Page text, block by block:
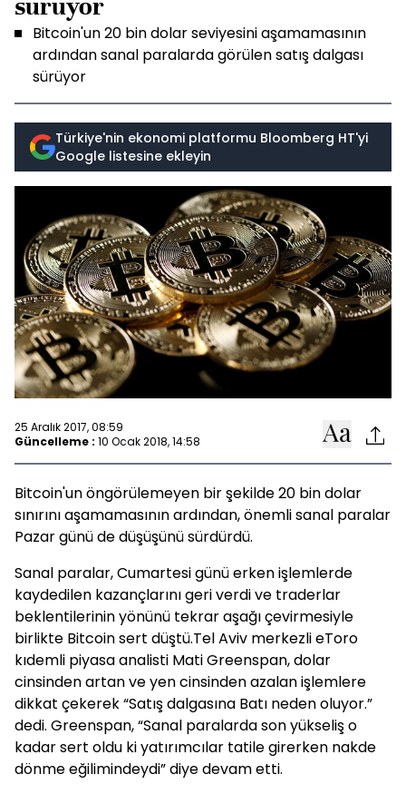
sürüyor
Bitcoin'un 20 bin dolar seviyesini aşamamasının
ardından sanal paralarda görülen satış dalgası
sürüyor
Türkiye'nin ekonomi platformu Bloomberg HT'yi
Google listesine ekleyin
25 Aralık 2017, 08:59
Güncelleme : 10 Ocak 2018, 14:58
Bitcoin'un öngörülemeyen bir şekilde 20 bin dolar
sınırını aşamamasının ardından, önemli sanal paralar
Pazar günü de düşüşünü sürdürdü.
Sanal paralar, Cumartesi günü erken işlemlerde
kaydedilen kazançlarını geri verdi ve traderlar
beklentilerinin yönünü tekrar aşağı çevirmesiyle
birlikte Bitcoin sert düştü.Tel Aviv merkezli eToro
kıdemli piyasa analisti Mati Greenspan, dolar
cinsinden artan ve yen cinsinden azalan işlemlere
dikkat çekerek “Satış dalgasına Batı neden oluyor.”
dedi. Greenspan, “Sanal paralarda son yükseliş o
kadar sert oldu ki yatırımcılar tatile girerken nakde
dönme eğilimindeydi” diye devam etti.